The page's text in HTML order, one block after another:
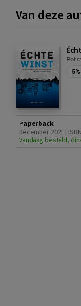
Van deze
5%
Paperback
December 2021 |
Vandaag besteld,